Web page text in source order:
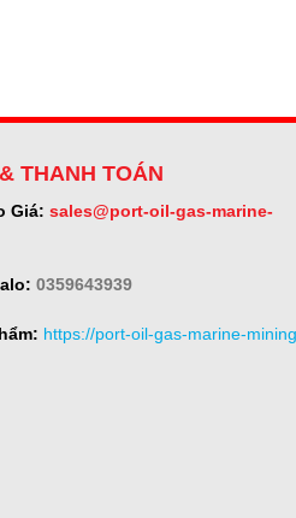
THANH TOÁN
Giá: sales@port-oil-gas-marine-
0359643939
https://port-oil-gas-marine-